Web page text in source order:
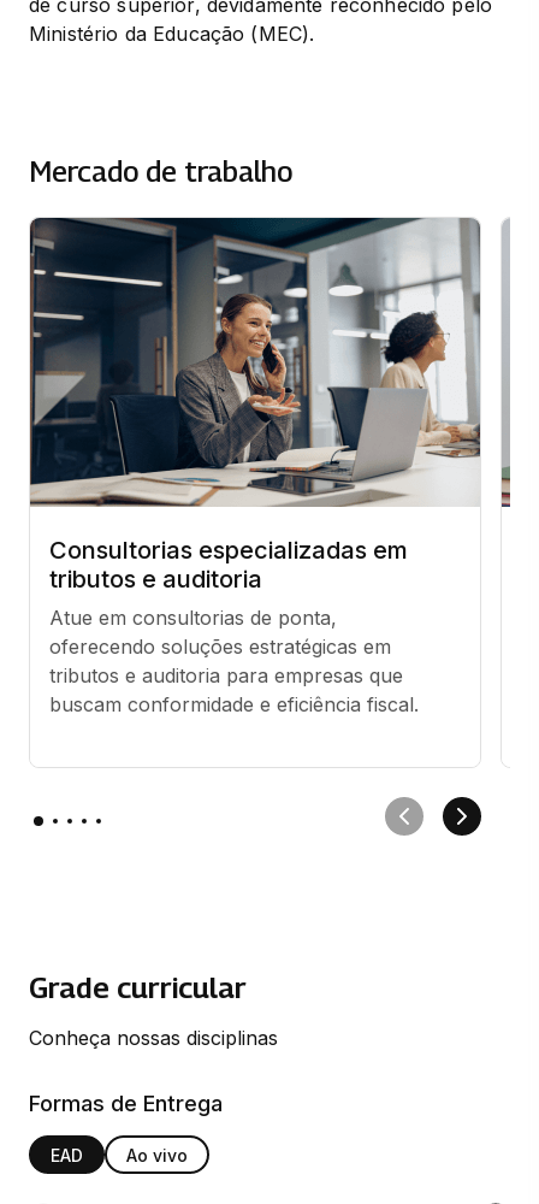
de curso superior, devidamente reconhecido pelo
Ministério da Educação (MEC).
Mercado de trabalho
Consultorias especializadas em
tributos e auditoria
Atue em consultorias de ponta,
oferecendo soluções estratégicas em
tributos e auditoria para empresas que
buscam conformidade e eficiência fiscal.
Grade curricular
Conheça nossas disciplinas
Formas de Entrega
EAD Ao vivo